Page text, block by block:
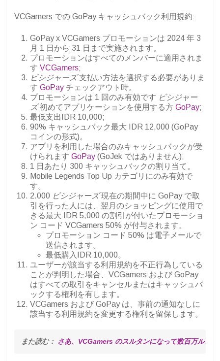
VCGamers での GoPay キャッシュバック利用規約:
GoPay x VCGamers プロモーションは 2024 年 3
月 1 日から 31 日まで実施されます。
プロモーションはすべてのメンバーに適用されま
す VCGamers;
ビシジャーズ支払い方法を選択する必要がありま
す GoPay チェックアウト時。
プロモーションは 1 回のみ有効です ビシジャー
ズ初めてアプリケーションを使用する方 GoPay;
最低支出IDR 10,000;
90% キャッシュバック最大 IDR 12,000 (GoPay
コインの形式)。
アプリを利用した場合のみキャッシュバックが受
けられます GoPay (GoJek ではありません);
1 日あたり 300 キャッシュバックの割り当て。
Mobile Legends Top Up カテゴリにのみ有効で
す。
2.000 ビシジャーズ現在の期間中に GoPay で取
引を行った人には、翌月のショッピングに使用で
きる最大 IDR 5,000 の割引が付いたプロモーショ
ン コード VCGamers 50% が付与されます。
プロモーション コード 50% は電子メールで
送信されます。
最低購入IDR 10,000。
ユーザーが該当する利用規約を不正行為している
ことが判明した場合、VCGamers および GoPay
はすべての取引をキャンセルまたはキャッシュバ
ックする権利を有します。
VCGamers および GoPay は、事前の通知なしに
該当する利用規約を変更する権利を留保します。
また読む： さあ、VCGamers のスルタンになって数百万ルピ